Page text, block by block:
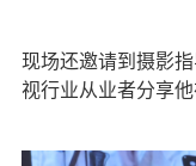
现场还邀请到摄影
视行业从业者分享